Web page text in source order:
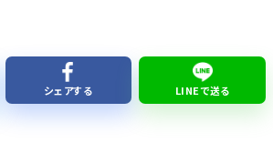
思ひ出
シェアする LINEで送る